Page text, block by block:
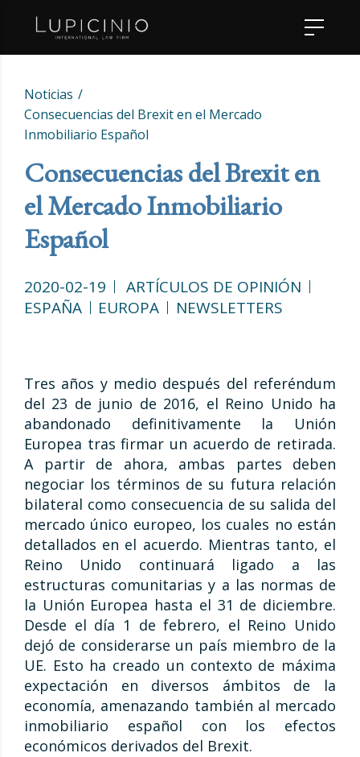
Noticias
Consecuencias del Brexit en el Mercado
Inmobiliario Español
Consecuencias del Brexit en
el Mercado Inmobiliario
Español
2020-02-19
ARTÍCULOS DE OPINIÓN
ESPAÑA
EUROPA NEWSLETTERS
Tres años y medio después del referéndum
del 23 de junio de 2016, el Reino Unido ha
abandonado definitivamente la Unión
Europea tras firmar un acuerdo de retirada.
A partir de ahora, ambas partes deben
negociar los términos de su futura relación
bilateral como consecuencia de su salida del
mercado único europeo, los cuales no están
detallados en el acuerdo. Mientras tanto, el
Reino Unido continuará ligado a las
estructuras comunitarias y a las normas de
la Unión Europea hasta el 31 de diciembre.
Desde el día 1 de febrero, el Reino Unido
dejó de considerarse un país miembro de la
UE. Esto ha creado un contexto de máxima
expectación en diversos ámbitos de la
economía, amenazando también al mercado
inmobiliario español con los efectos
económicos derivados del Brexit.